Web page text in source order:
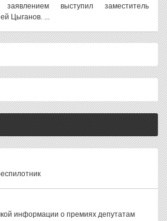
выступил заместитель
Цыганов. ...
информации о премиях депутатам